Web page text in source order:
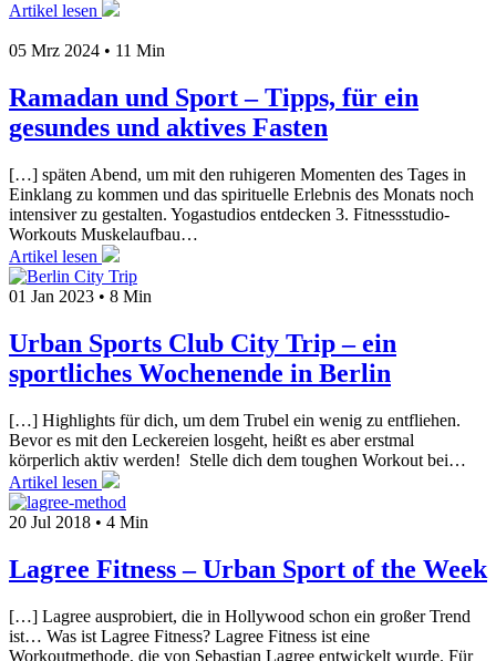
Artikel lesen
05 Mrz 2024 • 11 Min
Ramadan und Sport – Tipps, für ein
gesundes und aktives Fasten
[…] späten Abend, um mit den ruhigeren Momenten des Tages in
Einklang zu kommen und das spirituelle Erlebnis des Monats noch
intensiver zu gestalten. Yogastudios entdecken 3. Fitnessstudio-
Workouts Muskelaufbau…
Artikel lesen
01 Jan 2023 • 8 Min
Urban Sports Club City Trip – ein
sportliches Wochenende in Berlin
[…] Highlights für dich, um dem Trubel ein wenig zu entfliehen.
Bevor es mit den Leckereien losgeht, heißt es aber erstmal
körperlich aktiv werden! Stelle dich dem toughen Workout bei…
Artikel lesen
20 Jul 2018 • 4 Min
Lagree Fitness – Urban Sport of the Week
[…] Lagree ausprobiert, die in Hollywood schon ein großer Trend
ist… Was ist Lagree Fitness? Lagree Fitness ist eine
Workoutmethode, die von Sebastian Lagree entwickelt wurde. Für